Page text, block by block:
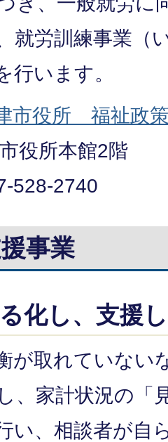
就労訓練事業（
行います。
市役所 福祉政
役所本館2階
528-2740
事業
化し、支援
が取れていない
、家計状況の「
い、相談者が自